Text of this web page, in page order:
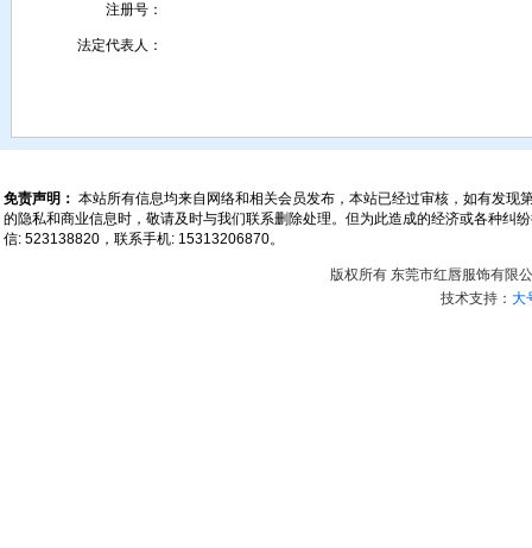
注册号：
法定代表人：
免责声明： 本站所有信息均来自网络和相关会员发布，本站已经过审核，如有发
的隐私和商业信息时，敬请及时与我们联系删除处理。但为此造成的经济或各种
信: 523138820，联系手机: 15313206870。
版权所有 东莞市红唇服饰有限
技术支持： 大